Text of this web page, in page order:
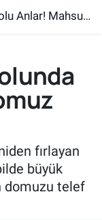
Kalanlar Kurtarıldı
fırlayan
büyük
domuzu telef